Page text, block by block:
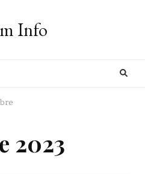
Info
2023